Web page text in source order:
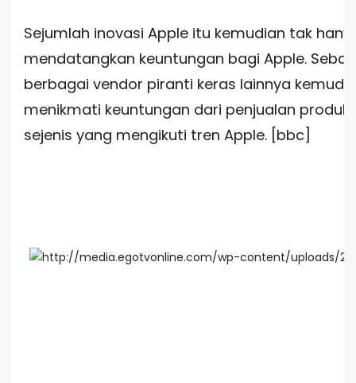
Sejumlah inovasi Apple itu kemudian tak
mendatangkan keuntungan bagi Apple. Sebab
berbagai vendor piranti keras lainnya
menikmati keuntungan dari penjualan
sejenis yang mengikuti tren Apple. [bbc]